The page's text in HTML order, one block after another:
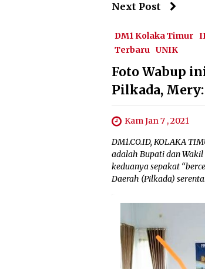
Next Post
DM1 Kolaka Timur
Terbaru UNIK
Foto Wabup
Pilkada,
Kam Jan 7 , 2021
DM1.CO.ID, KOLAKA
adalah Bupati dan
keduanya sepakat
Daerah (Pilkada)